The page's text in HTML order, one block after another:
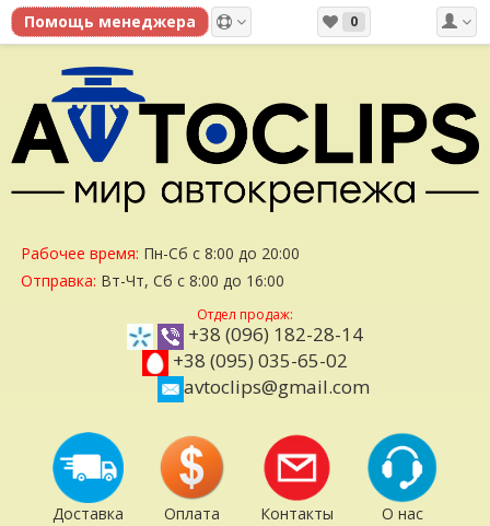
0
Рабочее время: Пн-Сб с 8:00 до 20:00
Отправка: Вт-Чт, Сб с 8:00 до 16:00
Отдел продаж:
+38 (096) 182-28-14
+38 (095) 035-65-02
avtoclips@gmail.com
Доставка Оплата Контакты О нас